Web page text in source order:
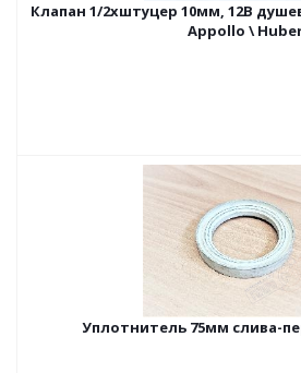
Клапан 1/2хштуцер 10мм, 12В
Appollo \
Уплотнитель 75мм слива-